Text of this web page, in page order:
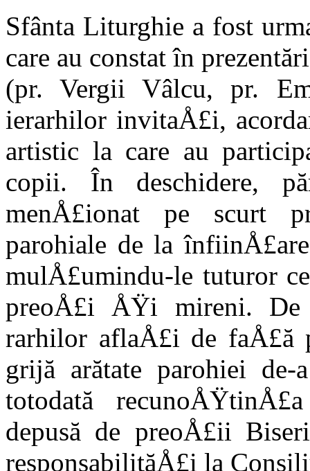
Sfânta Liturghie a fost
care au constat în
(pr. Vergii Vâlcu, pr.
ierarhilor invitaÅ£i,
artistic la care au
copii. În deschidere,
menÅ£ionat pe scurt
parohiale de la
mulÅ£umindu-le tuturor
preoÅ£i ÅŸi mi­reni. De
rarhilor aflaÅ£i de faÅ£ă
grijă arătate parohiei
totodată
depusă de preoÅ£ii
responsabilităÅ£i la